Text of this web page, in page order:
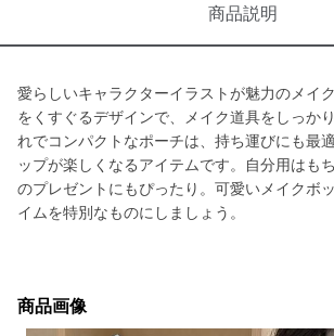
商品説明
愛らしいキャラクターイラストが魅力のメイ
をくすぐるデザインで、メイク道具をしっか
れでコンパクトなポーチは、持ち運びにも最
ップが楽しくなるアイテムです。自分用はも
のプレゼントにもぴったり。可愛いメイクボ
イムを特別なものにしましょう。
商品画像